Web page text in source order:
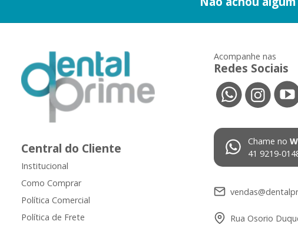
Central do Cliente
Institucional
Como Comprar
Política Comercial
Política de Frete
Acompanhe nas
Redes Sociais
Chame no
41 9219-
Rua Osorio